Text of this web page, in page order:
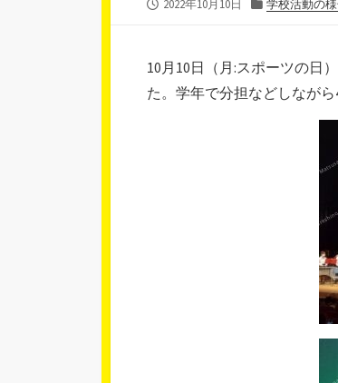
2022年10月10日 学校活動の
10月10日（月:スポーツの日
た。学年で分担などしながら